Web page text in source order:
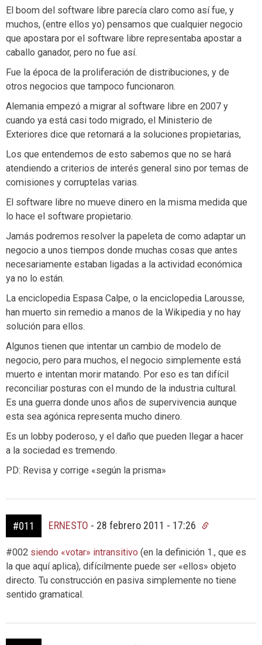
El boom del software libre parecía claro como así fue, y
muchos, (entre ellos yo) pensamos que cualquier negocio
que apostara por el software libre representaba apostar a
caballo ganador, pero no fue así.
Fue la época de la proliferación de distribuciones, y de
otros negocios que tampoco funcionaron.
Alemania empezó a migrar al software libre en 2007 y
cuando ya está casi todo migrado, el Ministerio de
Exteriores dice que retornará a la soluciones propietarias,
Los que entendemos de esto sabemos que no se hará
atendiendo a criterios de interés general sino por temas de
comisiones y corruptelas varias.
El software libre no mueve dinero en la misma medida que
lo hace el software propietario.
Jamás podremos resolver la papeleta de como adaptar un
negocio a unos tiempos donde muchas cosas que antes
necesariamente estaban ligadas a la actividad económica
ya no lo están.
La enciclopedia Espasa Calpe, o la enciclopedia Larousse,
han muerto sin remedio a manos de la Wikipedia y no hay
solución para ellos.
Algunos tienen que intentar un cambio de modelo de
negocio, pero para muchos, el negocio simplemente está
muerto e intentan morir matando. Por eso es tan difícil
reconciliar posturas con el mundo de la industria cultural.
Es una guerra donde unos años de supervivencia aunque
esta sea agónica representa mucho dinero.
Es un lobby poderoso, y el daño que pueden llegar a hacer
a la sociedad es tremendo.
PD: Revisa y corrige «según la prisma»
#011 ERNESTO - 28 febrero 2011 - 17:26
#002 siendo «votar» intransitivo (en la definición 1., que es
la que aquí aplica), difícilmente puede ser «ellos» objeto
directo. Tu construcción en pasiva simplemente no tiene
sentido gramatical.